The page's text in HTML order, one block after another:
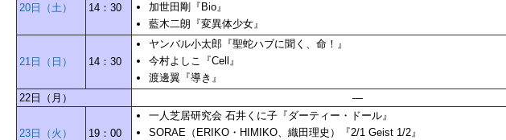
20日（土） 14：30
加世田剛『Bio』
藍木二朗『変異体少女』
21日（日） 14：30
ヤンバル小太郎『聖蛇ハブに聞く、命！』
今村よしこ『Cell』
渡邊翼『導き』
22日（月）
—
23日（火） 19：00
一人芝居研究会 石井くに子『ダーティー・ドール』
SORAE（ERIKO・HIMIKO、織田理史）『2/1 Geist 1/2』